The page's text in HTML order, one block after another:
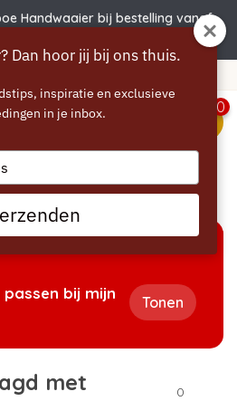
Handwaaier bij bestelling vanaf
0
bij mijn
Tonen
met
0
Dan hoor jij bij ons thuis.
inspiratie en exclusieve
in je inbox.